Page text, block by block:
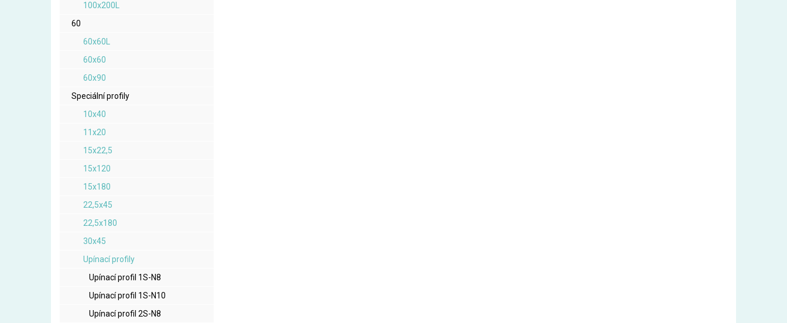
100x200L
60
60x60L
60x60
60x90
Speciální profily
10x40
11x20
15x22,5
15x120
15x180
22,5x45
22,5x180
30x45
Upínací profily
Upínací profil 1S-N8
Upínací profil 1S-N10
Upínací profil 2S-N8